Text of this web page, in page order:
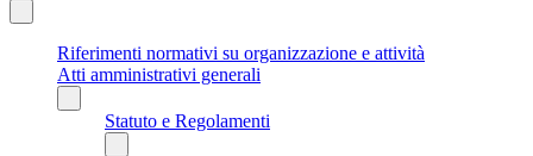
Riferimenti normativi su organizzazione e attività
Atti amministrativi generali
Statuto e Regolamenti